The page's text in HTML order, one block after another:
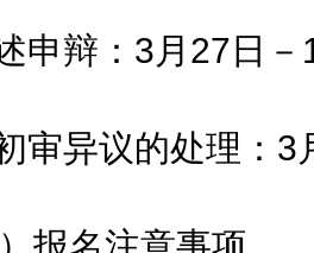
辩：3月27日－
异议的处理：3